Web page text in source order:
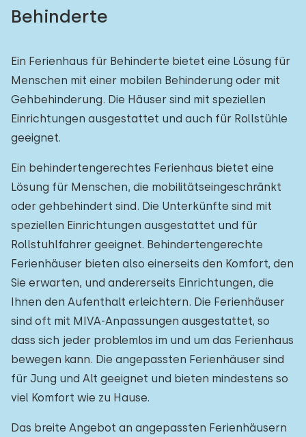
Behinderte
Ein Ferienhaus für Behinderte bietet eine Lösung für
Menschen mit einer mobilen Behinderung oder mit
Gehbehinderung. Die Häuser sind mit speziellen
Einrichtungen ausgestattet und auch für Rollstühle
geeignet.
Ein behindertengerechtes Ferienhaus bietet eine
Lösung für Menschen, die mobilitätseingeschränkt
oder gehbehindert sind. Die Unterkünfte sind mit
speziellen Einrichtungen ausgestattet und für
Rollstuhlfahrer geeignet. Behindertengerechte
Ferienhäuser bieten also einerseits den Komfort, den
Sie erwarten, und andererseits Einrichtungen, die
Ihnen den Aufenthalt erleichtern. Die Ferienhäuser
sind oft mit MIVA-Anpassungen ausgestattet, so
dass sich jeder problemlos im und um das Ferienhaus
bewegen kann. Die angepassten Ferienhäuser sind
für Jung und Alt geeignet und bieten mindestens so
viel Komfort wie zu Hause.
Das breite Angebot an angepassten Ferienhäusern